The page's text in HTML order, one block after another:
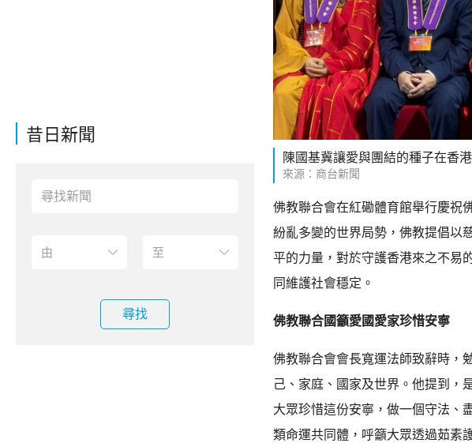
昔日新聞
尋找
陳國基冀讓愛與團結的種子在香
來源：商台新聞
佛教聯合會在紅磡體育館舉行慶祝
紛亂多變的世界局勢，佛教提倡以
平的力量，對於守護香港來之不易
同維護社會穩定。
佛教聯合國籲愛國愛家珍惜安寧
佛教聯合會會長寬運法師致辭時，
己、家庭、國家及世界。他提到，
大眾珍惜這份安寧，做一個守法、
類命運共同體，呼籲大眾透過茹素